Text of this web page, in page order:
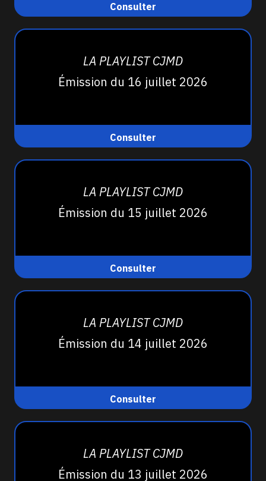
Consulter
LA PLAYLIST CJMD
Émission du 16 juillet 2026
Consulter
LA PLAYLIST CJMD
Émission du 15 juillet 2026
Consulter
LA PLAYLIST CJMD
Émission du 14 juillet 2026
Consulter
LA PLAYLIST CJMD
Émission du 13 juillet 2026